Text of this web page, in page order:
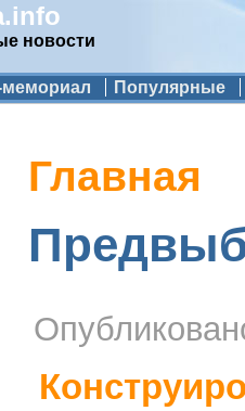
новости
мемориал Популярные
Вы здесь
Главная